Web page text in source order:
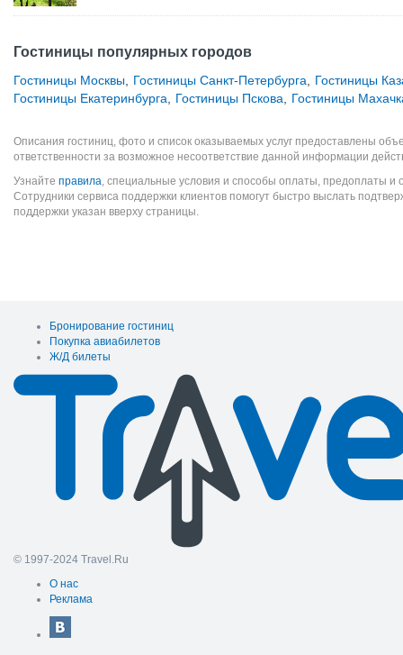
Гостиницы популярных городов
Гостиницы Москвы Гостиницы Санкт-Петербурга
Гостиницы
Гостиницы Екатеринбурга
Гостиницы Пскова Гостиницы
Описания гостиниц, фото и список оказываемых услуг предоставлены
ответственности за возможное несоответствие данной информации
Узнайте правила, специальные условия и способы оплаты, предоплаты и
Сотрудники сервиса поддержки клиентов помогут быстро выслать
поддержки указан вверху страницы.
Бронирование гостиниц
Покупка авиабилетов
Ж/Д билеты
© 1997-2024 Travel.Ru
О нас
Реклама